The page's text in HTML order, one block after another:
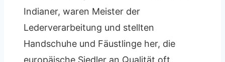
Indianer, waren Meister der
Lederverarbeitung und stellten
Handschuhe und Fäustlinge her, die
europäische Siedler an Qualität oft